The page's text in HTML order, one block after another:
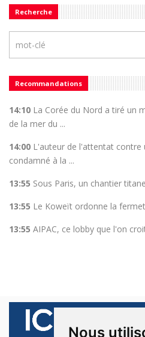
Nous
Recherche
Recommandations
14:10 La Corée du Nord a tiré un
de la mer du ...
14:00 L'auteur de l'attentat contre
condamné à la ...
13:55 Sous Paris, un chantier
13:55 Le Koweït ordonne la
13:55 AIPAC, ce lobby que l'on